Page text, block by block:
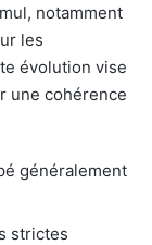
notamment
les
évolution vise
une cohérence
généralement
strictes